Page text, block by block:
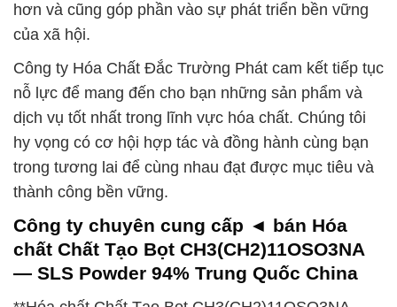
hơn và cũng góp phần vào sự phát triển bền vững
của xã hội.
Công ty Hóa Chất Đắc Trường Phát cam kết tiếp tục
nỗ lực để mang đến cho bạn những sản phẩm và
dịch vụ tốt nhất trong lĩnh vực hóa chất. Chúng tôi
hy vọng có cơ hội hợp tác và đồng hành cùng bạn
trong tương lai để cùng nhau đạt được mục tiêu và
thành công bền vững.
Công ty chuyên cung cấp ◄ bán Hóa
chất Chất Tạo Bọt CH3(CH2)11OSO3NA
— SLS Powder 94% Trung Quốc China